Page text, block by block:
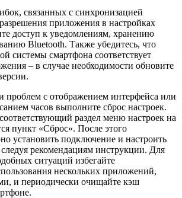
связанных с синхронизацией
приложения в настройках
доступ к уведомлениям, хранению
Bluetooth. Также убедитесь, что
системы смартфона соответствует
– в случае необходимости обновите
проблем с отображением интерфейса или
часов выполните сброс настроек.
раздел меню настроек на
пункт «Сброс». После этого
установить подключение и настроить
следуя рекомендациям инструкции. Для
ситуаций избегайте
нескольких приложений,
и периодически очищайте кэш